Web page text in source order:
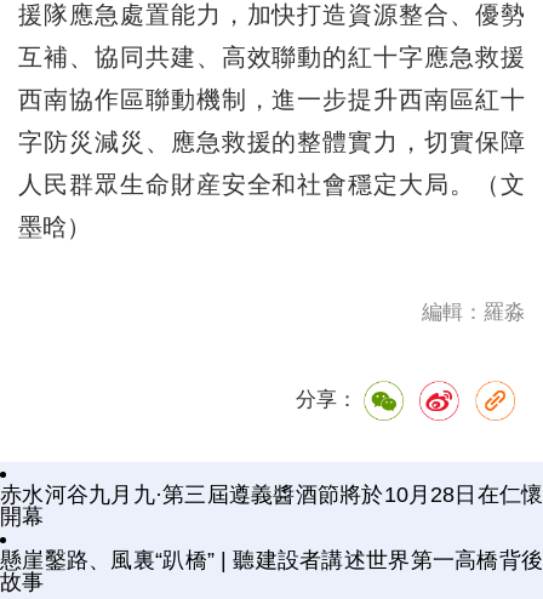
援隊應急處置能力，加快打造資源整合、優勢
互補、協同共建、高效聯動的紅十字應急救援
西南協作區聯動機制，進一步提升西南區紅十
字防災減災、應急救援的整體實力，切實保障
人民群眾生命財産安全和社會穩定大局。（文
墨晗）
編輯：羅淼
分享：
赤水河谷九月九·第三屆遵義醬酒節將於10月28日在仁懷
開幕
懸崖鑿路、風裏“趴橋” | 聽建設者講述世界第一高橋背後
故事